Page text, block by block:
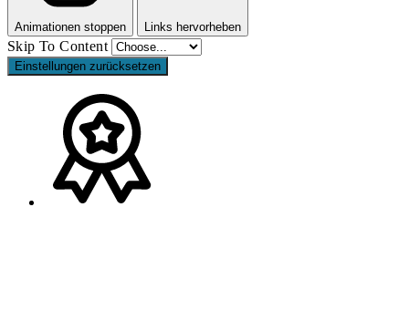
Animationen stoppen Links hervorheben
Skip To Content
Einstellungen zurücksetzen